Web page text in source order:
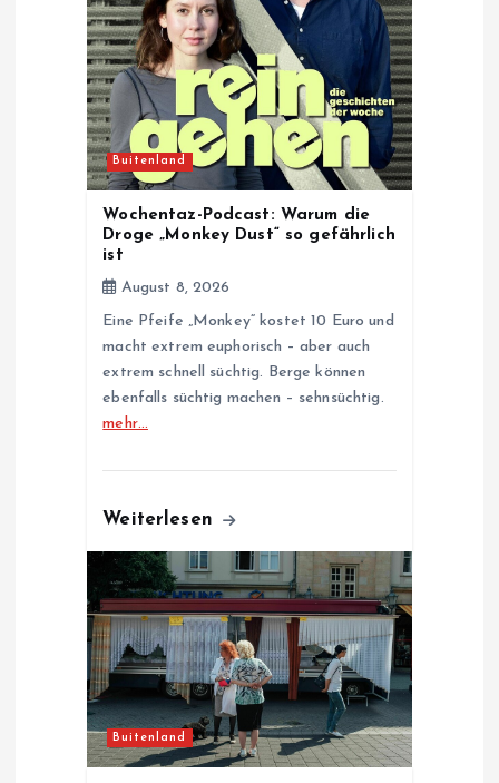
Buitenland
Wochentaz-Podcast: Warum die
Droge „Monkey Dust“ so gefährlich
ist
August 8, 2026
Eine Pfeife „Monkey“ kostet 10 Euro und
macht extrem euphorisch – aber auch
extrem schnell süchtig. Berge können
ebenfalls süchtig machen – sehnsüchtig.
mehr…
Weiterlesen
Buitenland